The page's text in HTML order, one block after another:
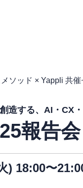
ソッド × Yappli 共催
造する、AI・CX
報告会
) 18:00〜